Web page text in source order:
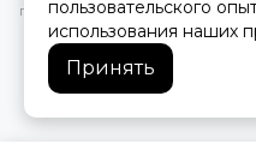
публичной офертой,
пользовательского
использования наших
Принять